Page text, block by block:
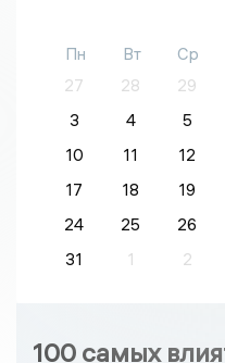
Пн Вт Ср
27
28 29
3
4 5
10
11 12
17
18 19
24
25 26
31
1 2
100 самых